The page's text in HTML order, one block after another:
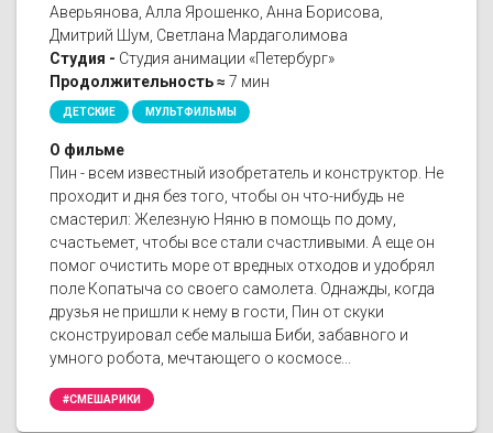
Аверьянова, Алла Ярошенко, Анна Борисова,
Дмитрий Шум, Светлана Мардаголимова
Студия - Студия анимации «Петербург»
Продолжительность ≈ 7 мин
ДЕТСКИЕ МУЛЬТФИЛЬМЫ
О фильме
Пин - всем известный изобретатель и конструктор. Не
проходит и дня без того, чтобы он что-нибудь не
смастерил: Железную Няню в помощь по дому,
счастьемет, чтобы все стали счастливыми. А еще он
помог очистить море от вредных отходов и удобрял
поле Копатыча со своего самолета. Однажды, когда
друзья не пришли к нему в гости, Пин от скуки
сконструировал себе малыша Биби, забавного и
умного робота, мечтающего о космосе...
#СМЕШАРИКИ